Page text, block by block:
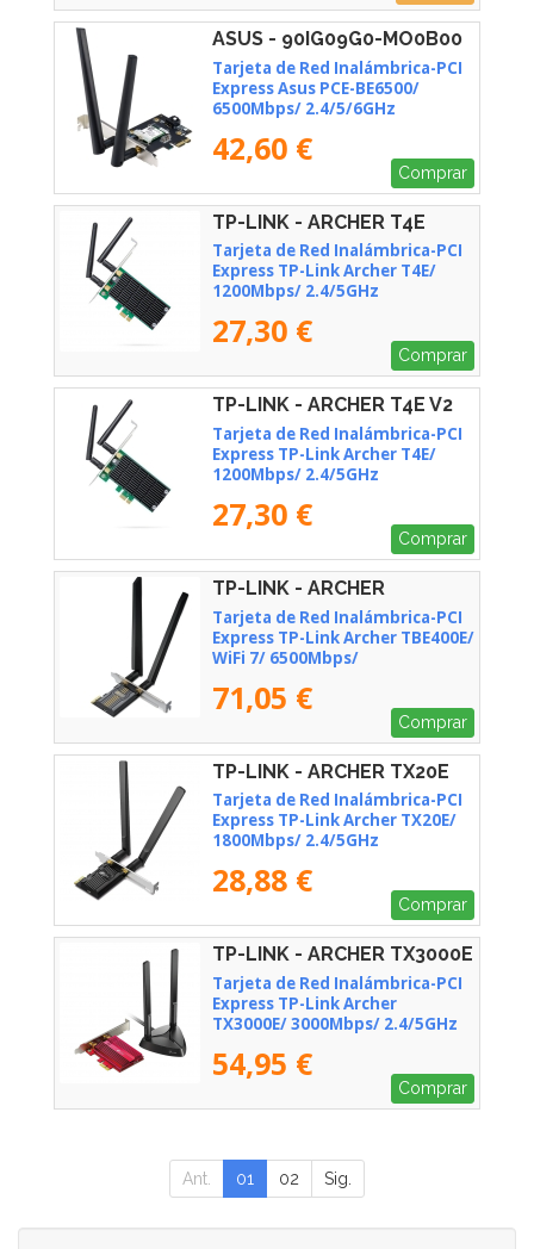
ASUS - 90IG09G0-MO0B00
Tarjeta de Red Inalámbrica-PCI
Express Asus PCE-BE6500/
6500Mbps/ 2.4/5/6GHz
42,60 €
Comprar
TP-LINK - ARCHER T4E
Tarjeta de Red Inalámbrica-PCI
Express TP-Link Archer T4E/
1200Mbps/ 2.4/5GHz
27,30 €
Comprar
TP-LINK - ARCHER T4E V2
Tarjeta de Red Inalámbrica-PCI
Express TP-Link Archer T4E/
1200Mbps/ 2.4/5GHz
27,30 €
Comprar
TP-LINK - ARCHER
TBE400E
Tarjeta de Red Inalámbrica-PCI
Express TP-Link Archer TBE400E/
WiFi 7/ 6500Mbps/
71,05 €
Comprar
TP-LINK - ARCHER TX20E
Tarjeta de Red Inalámbrica-PCI
Express TP-Link Archer TX20E/
1800Mbps/ 2.4/5GHz
28,88 €
Comprar
TP-LINK - ARCHER TX3000E
Tarjeta de Red Inalámbrica-PCI
Express TP-Link Archer
TX3000E/ 3000Mbps/ 2.4/5GHz
54,95 €
Comprar
Ant. 01 02 Sig.